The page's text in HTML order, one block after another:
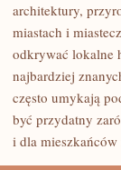
ZGORZELEC
architektury,
miastach i
odkrywać lokalne
najbardziej
często umykają
być przydatny
i dla mieszkańców